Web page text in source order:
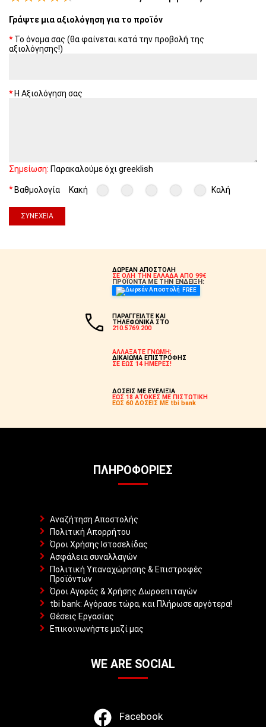
Γράψτε μια αξιολόγηση για το προϊόν
Το όνομα σας (θα φαίνεται κατά την προβολή της
αξιολόγησης!)
Η Αξιολόγηση σας
Σημείωση: Παρακαλούμε όχι greeklish
Βαθμολογία Κακή Καλή
ΣΥΝΈΧΕΙΑ
ΔΩΡΕΑΝ ΑΠΟΣΤΟΛΗ
ΣΕ ΟΛΗ ΤΗΝ ΕΛΛΑΔΑ ΑΠΟ 99€
ΠΡΟΪΟΝΤΑ ΜΕ ΤΗΝ ΕΝΔΕΙΞΗ:
FREE
ΠΑΡΑΓΓΕΙΛΤΕ ΚΑΙ
ΤΗΛΕΦΩΝΙΚΑ ΣΤΟ
210.5769.200
ΑΛΛΑΞΑΤΕ ΓΝΩΜΗ;
ΔΙΚΑΙΩΜΑ ΕΠΙΣΤΡΟΦΗΣ
ΣΕ ΕΩΣ 14 ΗΜΕΡΕΣ!
ΔΟΣΕΙΣ ΜΕ ΕΥΕΛΙΞΙΑ
ΕΩΣ 18 ΑΤΟΚΕΣ ΜΕ ΠΙΣΤΩΤΙΚΗ
ΕΩΣ 60 ΔΟΣΕΙΣ ΜΕ tbi bank
ΠΛΗΡΟΦΟΡΊΕΣ
Αναζήτηση Αποστολής
Πολιτική Απορρήτου
Όροι Χρήσης Ιστοσελίδας
Ασφάλεια συναλλαγών
Πολιτική Υπαναχώρησης & Επιστροφές
Προϊόντων
Όροι Αγοράς & Χρήσης Δωροεπιταγών
tbi bank: Αγόρασε τώρα, και Πλήρωσε αργότερα!
Θέσεις Εργασίας
Επικοινωνήστε μαζί μας
WE ARE SOCIAL
Facebook